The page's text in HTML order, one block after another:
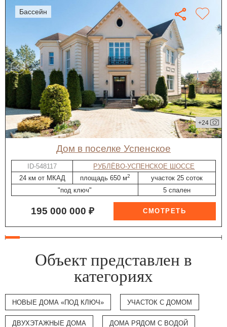
бассейн
+24
дом в поселке Успенское
ID-548117
РУБЛЁВО-УСПЕНСКОЕ ШОССЕ
24 км от МКАД
площадь 650 м2
участок 25 соток
"под ключ"
5 спален
195 000 000 ₽
Объект представлен в
категориях
НОВЫЕ ДОМА «ПОД КЛЮЧ» УЧАСТОК С ДОМОМ
ДВУХЭТАЖНЫЕ ДОМА ДОМА РЯДОМ С ВОДОЙ